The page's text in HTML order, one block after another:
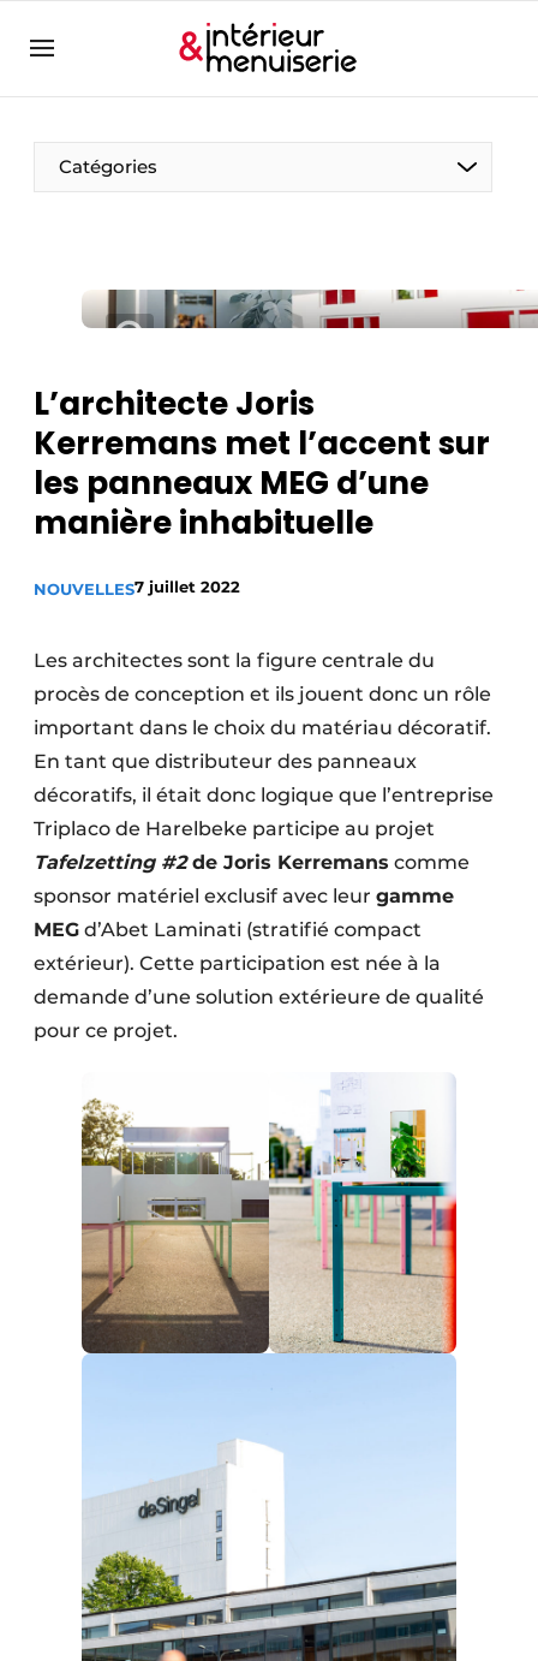
Contact
Contact
Emploi
EntreprisesMerci de votre inscription
S’inscrire
Home
Meest gelezen
Newsletter
S’inscrire
S’inscrire
Termes et conditions
Video’s
Catégories
L’architecte Joris
Kerremans met l’accent sur
les panneaux MEG d’une
manière inhabituelle
NOUVELLES7 juillet 2022
Les architectes sont la figure centrale du
procès de conception et ils jouent donc un rôle
important dans le choix du matériau décoratif.
En tant que distributeur des panneaux
décoratifs, il était donc logique que l’entreprise
Triplaco de Harelbeke participe au projet
Tafelzetting #2de Joris Kerremans comme
sponsor matériel exclusif avec leur gamme
MEG d’Abet Laminati (stratifié compact
extérieur). Cette participation est née à la
demande d’une solution extérieure de qualité
pour ce projet.